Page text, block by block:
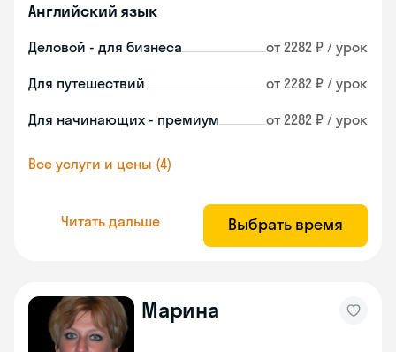
Английский язык
Деловой - для бизнеса от 2282 ₽ / урок
Для путешествий от 2282 ₽ / урок
Для начинающих - премиум от 2282 ₽ / урок
Все услуги и цены (4)
Читать дальше Выбрать время
Марина